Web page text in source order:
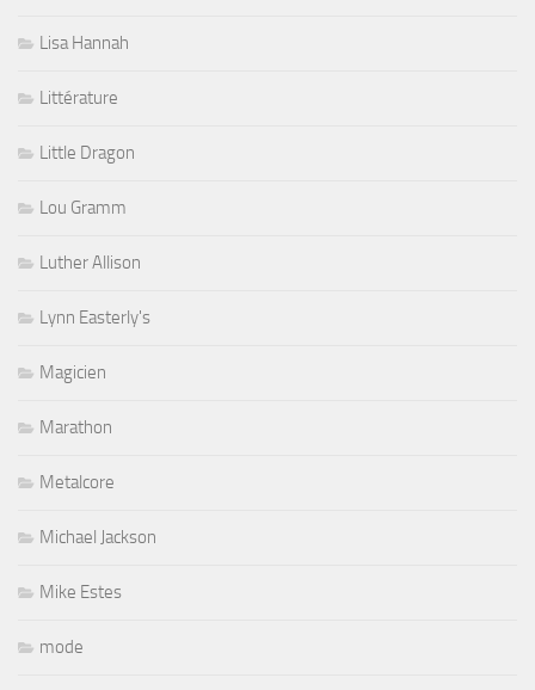
Lisa Hannah
Littérature
Little Dragon
Lou Gramm
Luther Allison
Lynn Easterly's
Magicien
Marathon
Metalcore
Michael Jackson
Mike Estes
mode